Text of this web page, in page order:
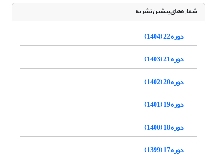
شماره‌های پیشین نشریه
دوره 22 (1404)
دوره 21 (1403)
دوره 20 (1402)
دوره 19 (1401)
دوره 18 (1400)
دوره 17 (1399)